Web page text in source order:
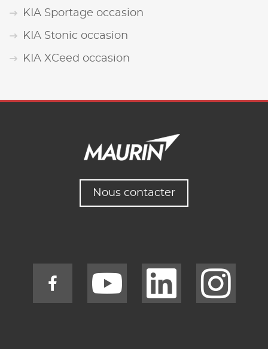
KIA Sportage occasion
KIA Stonic occasion
KIA XCeed occasion
Nous contacter